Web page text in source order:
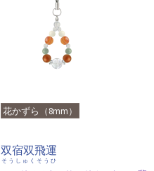
花かずら（8mm）
双宿双飛運
そうしゅくそうひ